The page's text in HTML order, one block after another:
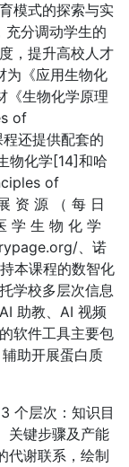
模式的探索与实
充分调动学生的
，提升高校人才
为《应用生物化
《生物化学原理
of
还提供配套的
物化学[14]和哈
of
资 源 （ 每 日
学 生 物 化 学
、诺
本课程的数智化
学校多层次信息
助教、AI 视频
软件工具主要包
助开展蛋白质
个层次：知识目
关键步骤及产能
代谢联系，绘制